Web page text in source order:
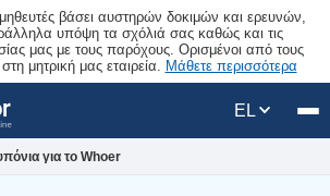
βάσει αυστηρών δοκιμών και ερευνών,
υπόψη τα σχόλιά σας καθώς και τις
μας με τους παρόχους. Ορισμένοι από τους
μητρική μας εταιρεία. Μάθετε περισσότερα
EL
για το Whoer